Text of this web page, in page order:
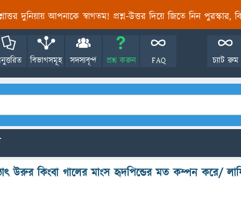
দুনিয়ায় আপনাকে স্বাগতম! প্রশ্ন-উত্তর দিয়ে জিতে নিন পুরস্কার,
বিভাগসমূহ সদস্যবৃন্দ প্রশ্ন করুন FAQ চ্যাট রুম
উরুর কিংবা গালের মাংস হৃদপিন্ডের মত কম্পন করে/